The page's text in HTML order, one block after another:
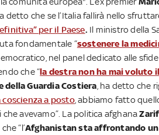
detto che se l’Italia fallirà nello
per il Paese. Il ministro della
fondamentale “sostenere la
nel panel dedicato alle
che “la destra non ha mai voluto
della Guardia Costiera , ha detto che
a posto, abbiamo fatto
avevamo”. La politica afghana
“l’Afghanistan sta affrontando